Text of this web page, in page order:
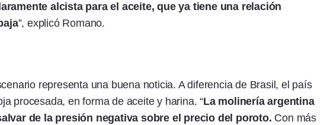
alcista para el aceite, que ya tiene una relación
”, explicó Romano.
representa una buena noticia. A diferencia de Brasil, el país
procesada, en forma de aceite y harina. “La molinería argentina
de la presión negativa sobre el precio del poroto. Con más